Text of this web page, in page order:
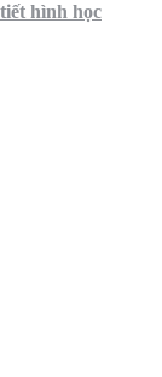
hình học